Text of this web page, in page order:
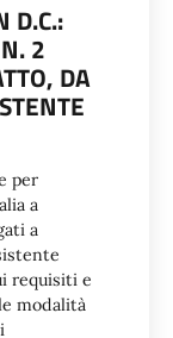
D.C.:
2
DA
per
a
a
requisiti e
modalità